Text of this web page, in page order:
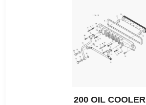
200 OIL COOLER